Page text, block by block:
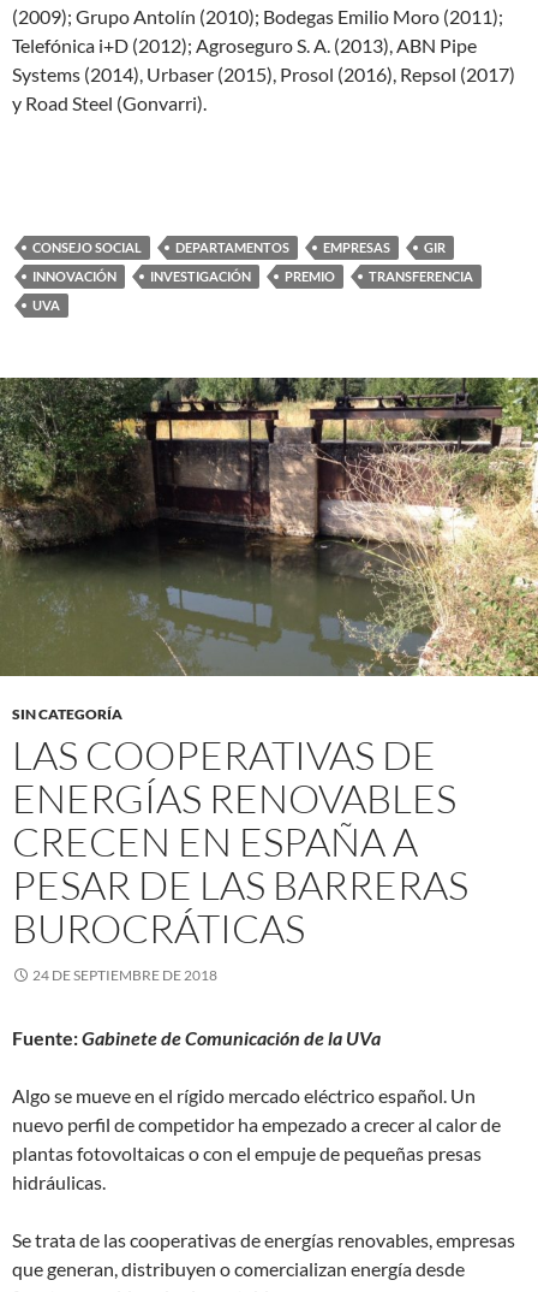
(2009); Grupo Antolín (2010); Bodegas Emilio Moro (2011);
Telefónica i+D (2012); Agroseguro S. A. (2013), ABN Pipe
Systems (2014), Urbaser (2015), Prosol (2016), Repsol (2017)
y Road Steel (Gonvarri).
CONSEJO SOCIAL DEPARTAMENTOS EMPRESAS
GIR
INNOVACIÓN
INVESTIGACIÓN PREMIO
TRANSFERENCIA
UVA
SIN CATEGORÍA
LAS COOPERATIVAS DE
ENERGÍAS RENOVABLES
CRECEN EN ESPAÑA A
PESAR DE LAS BARRERAS
BUROCRÁTICAS
24 DE SEPTIEMBRE DE 2018
Fuente:Gabinete de Comunicación de la UVa
Algo se mueve en el rígido mercado eléctrico español. Un
nuevo perfil de competidor ha empezado a crecer al calor de
plantas fotovoltaicas o con el empuje de pequeñas presas
hidráulicas.
Se trata de las cooperativas de energías renovables, empresas
que generan, distribuyen o comercializan energía desde